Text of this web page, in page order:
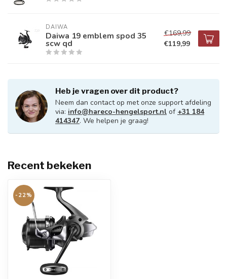
DAIWA
Daiwa 19 emblem spod 35
scw qd
€169,99
€119,99
Heb je vragen over dit product?
Neem dan contact op met onze support afdeling
via: info@hareco-hengelsport.nl of +31 184
414347. We helpen je graag!
Recent bekeken
-22%